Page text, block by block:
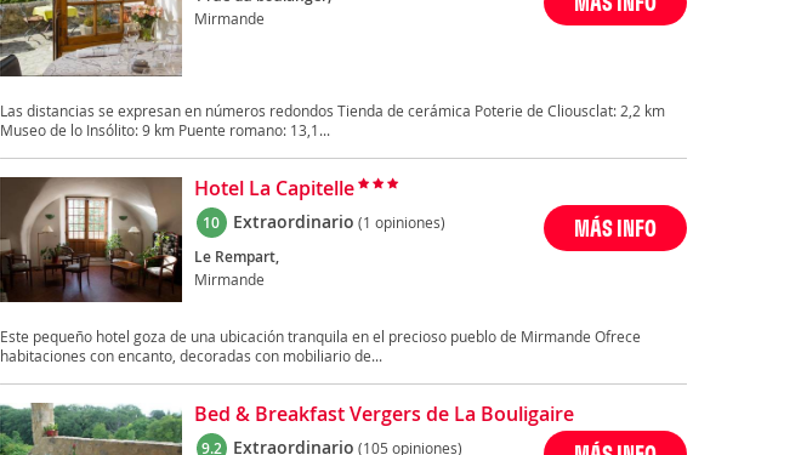
Mirmande
Las distancias se expresan en números redondos Tienda de cerámica Poterie de Cliousclat: 2,2 km
Museo de lo Insólito: 9 km Puente romano: 13,1...
Hotel La Capitelle
10 Extraordinario (1 opiniones)
Le Rempart,
Mirmande
MÁS INFO
Este pequeño hotel goza de una ubicación tranquila en el precioso pueblo de Mirmande Ofrece
habitaciones con encanto, decoradas con mobiliario de...
Bed & Breakfast Vergers de La Bouligaire
9.2 Extraordinario (105 opiniones)